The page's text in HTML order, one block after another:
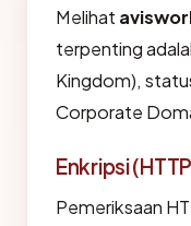
Melihat
terpenting
Kingdom),
Corporate
Enkripsi
Pemeriksaan